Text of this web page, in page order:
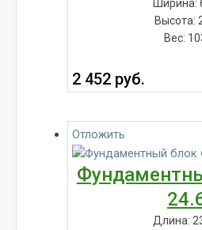
Ширина:
Высота:
Вес:
2 452 руб.
Отложить
Длина: